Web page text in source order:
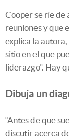
Cooper se ríe de
reuniones y que
explica la autora,
sitio en el que
liderazgo”. Hay
Dibuja un
“Antes de que
discutir acerca